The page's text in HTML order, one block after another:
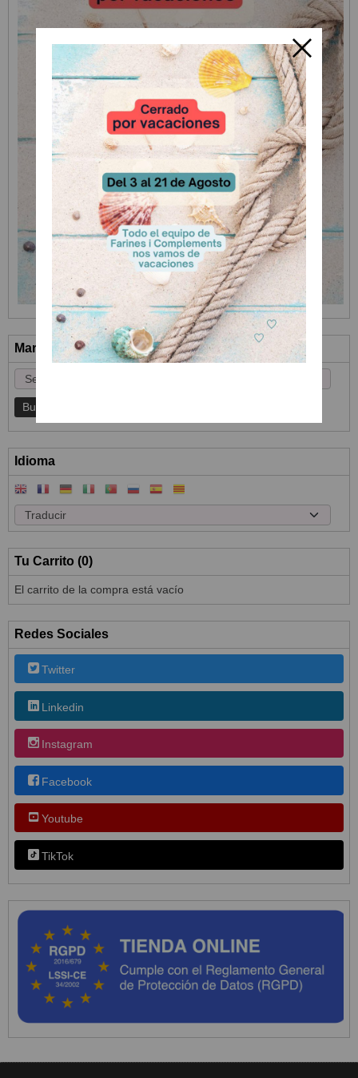
Marcas
Idioma
Tu Carrito (0)
El carrito de la compra está vacío
Redes Sociales
Twitter
Linkedin
Instagram
Facebook
Youtube
TikTok